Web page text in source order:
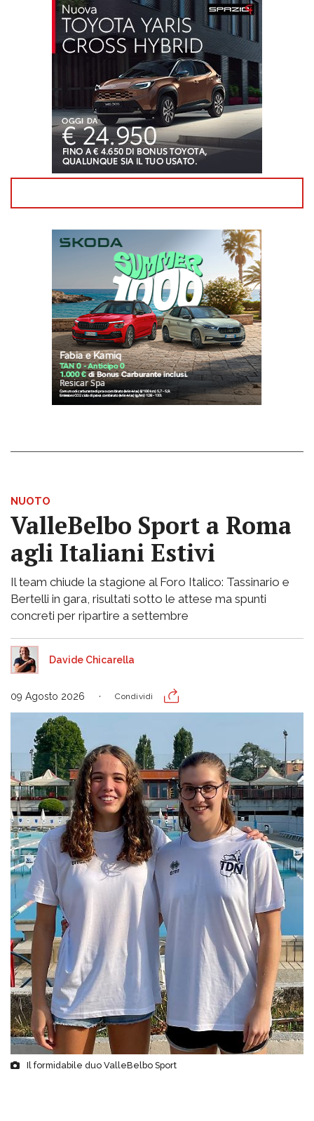
NUOTO
ValleBelbo Sport a Roma
agli Italiani Estivi
Il team chiude la stagione al Foro Italico: Tassinario e
Bertelli in gara, risultati sotto le attese ma spunti
concreti per ripartire a settembre
Davide Chicarella
09 Agosto 2026 Condividi
Il formidabile duo ValleBelbo Sport